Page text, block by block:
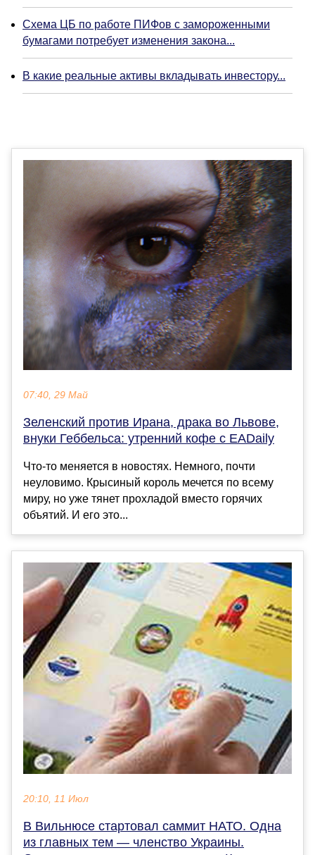
Схема ЦБ по работе ПИФов с замороженными
бумагами потребует изменения закона...
В какие реальные активы вкладывать инвестору...
07:40, 29 Май
Зеленский против Ирана, драка во Львове,
внуки Геббельса: утренний кофе с EADaily
Что-то меняется в новостях. Немного, почти
неуловимо. Крысиный король мечется по всему
миру, но уже тянет прохладой вместо горячих
объятий. И его это...
20:10, 11 Июл
В Вильнюсе стартовал саммит НАТО. Одна
из главных тем — членство Украины.